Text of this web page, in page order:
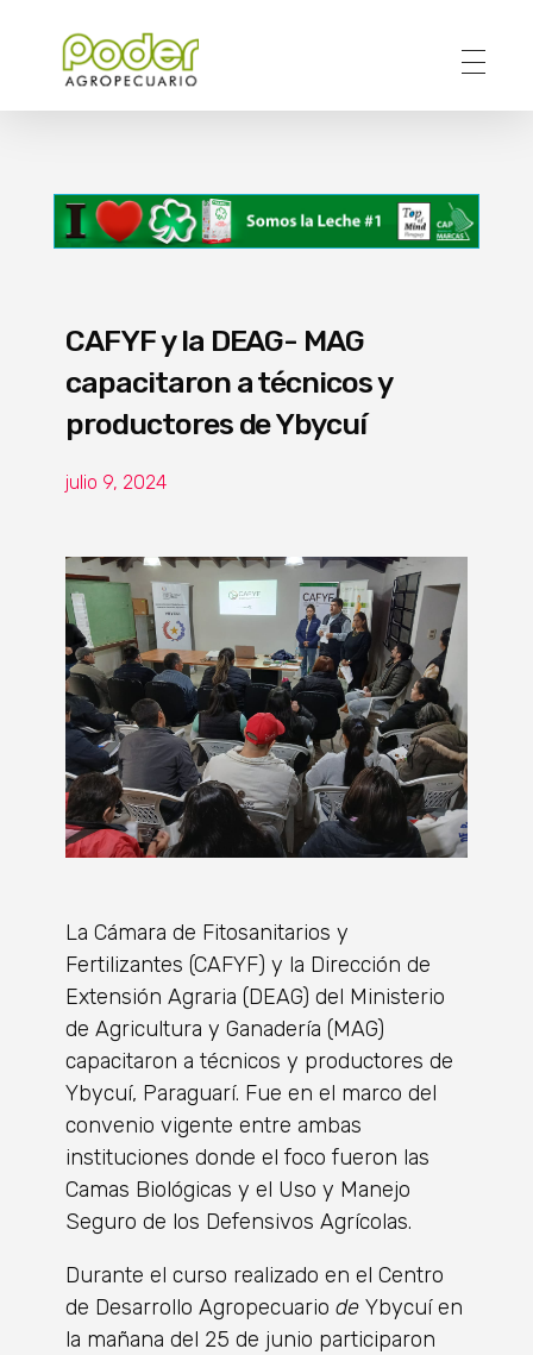
CAFYF y la DEAG- MAG
capacitaron a técnicos y
productores de Ybycuí
julio 9, 2024
La Cámara de Fitosanitarios y
Fertilizantes (CAFYF) y la Dirección de
Extensión Agraria (DEAG) del Ministerio
de Agricultura y Ganadería (MAG)
capacitaron a técnicos y productores de
Ybycuí, Paraguarí. Fue en el marco del
convenio vigente entre ambas
instituciones donde el foco fueron las
Camas Biológicas y el Uso y Manejo
Seguro de los Defensivos Agrícolas.
Durante el curso realizado en el Centro
de Desarrollo Agropecuario de Ybycuí en
la mañana del 25 de junio participaron